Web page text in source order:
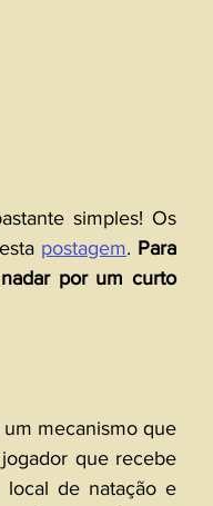
simples! Os
postagem. Para
por um curto
mecanismo que
que recebe
local de natação e